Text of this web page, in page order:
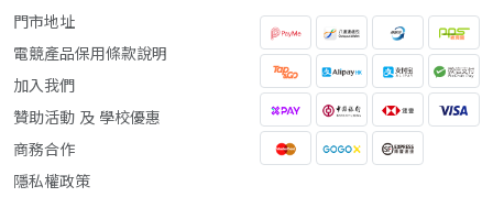
門市地址
電競產品保用條款說明
加入我們
贊助活動 及 學校優惠
商務合作
隱私權政策